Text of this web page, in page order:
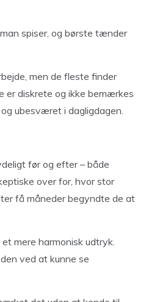
spiser, og børste tænder
men de fleste finder
er diskrete og ikke bemærkes
ubesværet i dagligdagen.
før og efter – både
over for, hvor stor
få måneder begyndte de at
mere harmonisk udtryk.
ved at kunne se